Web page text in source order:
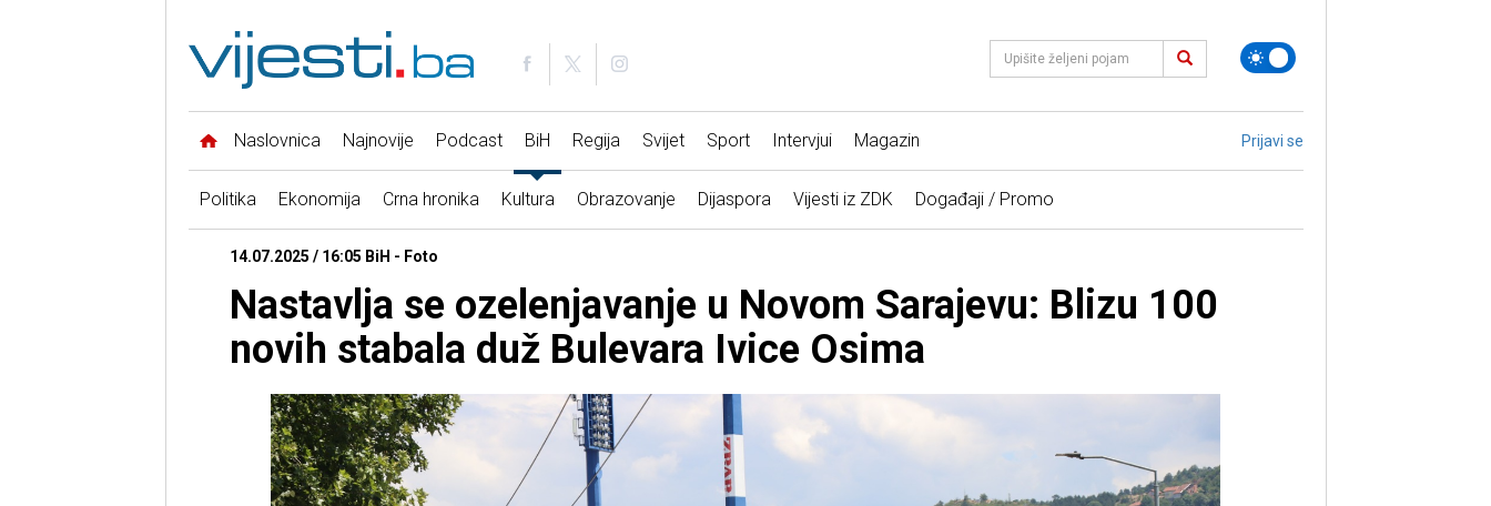
Naslovnica Najnovije Podcast BiH Regija Svijet Sport Intervjui Magazin Prijavi se
Politika Ekonomija Crna hronika Kultura Obrazovanje Dijaspora Vijesti iz ZDK Događaji / Promo
14.07.2025 / 16:05 BiH - Foto
Nastavlja se ozelenjavanje u Novom Sarajevu: Blizu 100
novih stabala duž Bulevara Ivice Osima